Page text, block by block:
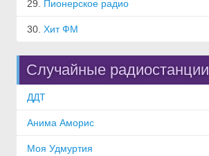
29. Пионерское радио
30.Хит ФМ
Случайные радиостанции
ДДТ
Анима Аморис
Моя Удмуртия